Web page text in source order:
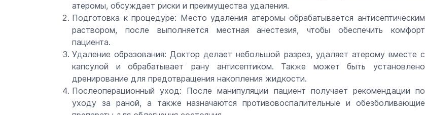
атеромы, обсуждает риски и преимущества удаления.
Подготовка к процедуре: Место удаления атеромы обрабатывается антисептическим
раствором, после выполняется местная анестезия, чтобы обеспечить комфорт
пациента.
Удаление образования: Доктор делает небольшой разрез, удаляет атерому вместе с
капсулой и обрабатывает рану антисептиком. Также может быть установлено
дренирование для предотвращения накопления жидкости.
Послеоперационный уход: После манипуляции пациент получает рекомендации по
уходу за раной, а также назначаются противовоспалительные и обезболивающие